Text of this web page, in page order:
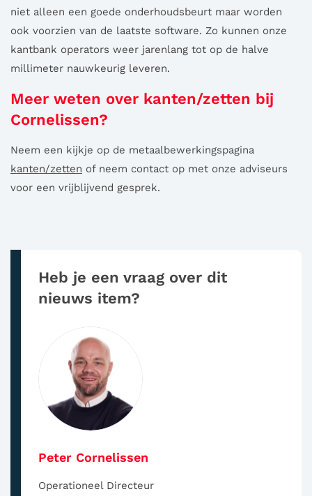
niet alleen een goede onderhoudsbeurt maar worden
ook voorzien van de laatste software. Zo kunnen onze
kantbank operators weer jarenlang tot op de halve
millimeter nauwkeurig leveren.
Meer weten over kanten/zetten bij
Cornelissen?
Neem een kijkje op de metaalbewerkingspagina
kanten/zetten of neem contact op met onze adviseurs
voor een vrijblijvend gesprek.
Heb je een vraag over dit
nieuws item?
Peter Cornelissen
Operationeel Directeur